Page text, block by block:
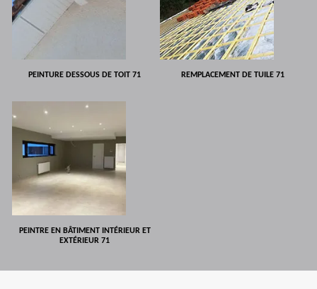
PEINTURE DESSOUS DE TOIT 71 REMPLACEMENT DE TUILE 71
PEINTRE EN BÂTIMENT INTÉRIEUR ET
EXTÉRIEUR 71